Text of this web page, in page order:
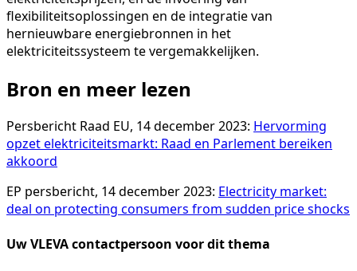
flexibiliteitsoplossingen en de integratie van
hernieuwbare energiebronnen in het
elektriciteitssysteem te vergemakkelijken.
Bron en meer lezen
Persbericht Raad EU, 14 december 2023: Hervorming
opzet elektriciteitsmarkt: Raad en Parlement bereiken
akkoord
EP persbericht, 14 december 2023: Electricity market:
deal on protecting consumers from sudden price shocks
Uw VLEVA contactpersoon voor dit thema